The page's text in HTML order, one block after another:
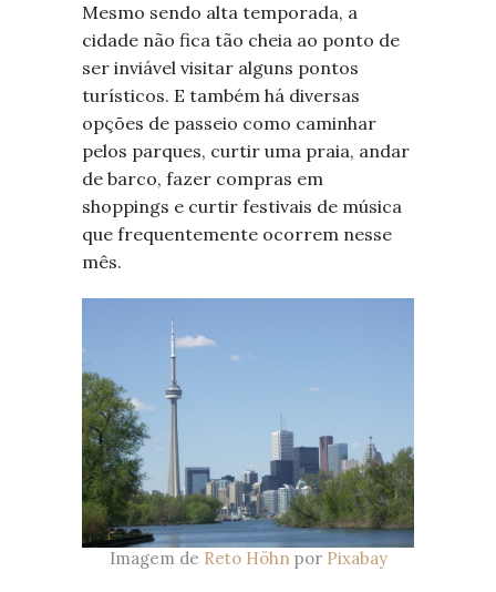
Mesmo sendo alta temporada, a
cidade não fica tão cheia ao ponto de
ser inviável visitar alguns pontos
turísticos. E também há diversas
opções de passeio como caminhar
pelos parques, curtir uma praia, andar
de barco, fazer compras em
shoppings e curtir festivais de música
que frequentemente ocorrem nesse
mês.
Imagem de Reto Höhnpor Pixabay